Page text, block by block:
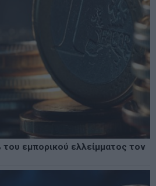
εμπορικού ελλείμματος τον